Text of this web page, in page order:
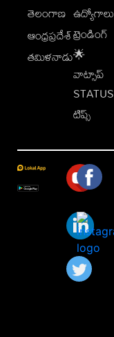
తెలంగాణ
ఆంధ్రప్రదేశ్
తమిళనాడు
ఉద్యోగాలు
ట్రెండింగ్
🌟
వాట్సాప్
STATUS
టిప్స్